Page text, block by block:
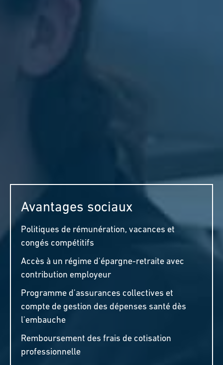
Avantages sociaux
Politiques de rémunération, vacances et
congés compétitifs
Accès à un régime d'épargne-retraite avec
contribution employeur
Programme d'assurances collectives et
compte de gestion des dépenses santé dès
l'embauche
Remboursement des frais de cotisation
professionnelle